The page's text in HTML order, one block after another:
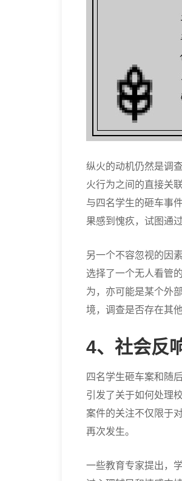
纵火的动机仍然是调
火行为之间的直接关
与四名学生的砸车事
果感到愧疚，试图通
另一个不容忽视的因
选择了一个无人看管
为，亦可能是某个外
境，调查是否存在其他
4、社会反
四名学生砸车案和随
引发了关于如何处理
案件的关注不仅限于
再次发生。
一些教育专家提出，